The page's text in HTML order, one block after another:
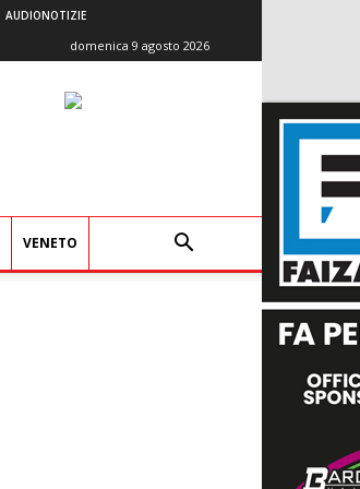
AUDIONOTIZIE
domenica 9 agosto 2026
VENETO